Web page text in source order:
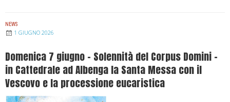
c
o
n
a
t
a
d
NEWS
1 GIUGNO 2026
Domenica 7 giugno – Solennità del Corpus Domini –
in Cattedrale ad Albenga la Santa Messa con il
Vescovo e la processione eucaristica